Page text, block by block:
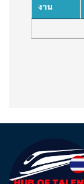
งาน